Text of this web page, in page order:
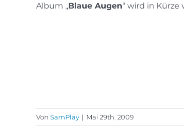
Album „Blaue Augen“ wird in
Von SamPlay | Mai 29th, 2009